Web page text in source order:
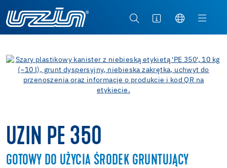
UZIN PE 350
GOTOWY DO UŻYCIA ŚRODEK GRUNTUJĄCY